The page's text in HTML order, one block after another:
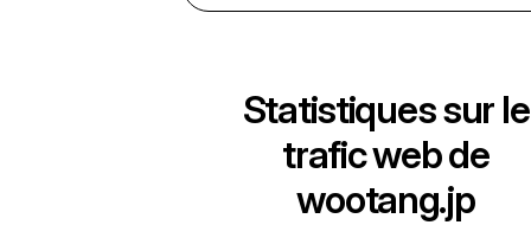
Statistiques sur le
trafic web de
wootang.jp